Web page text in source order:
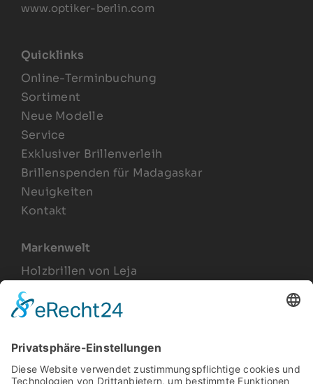
www.optiker-berlin.com
Quicklinks
Online-Terminbuchung
Sortiment
Neue Modelle
Service
Exklusiver Brillenverleih
Brillenspenden für Madagaskar
Neuigkeiten
Kontakt
Markenwelt
Holzbrillen von Leja
Joel Lesca
Arbeitsplatzbrillen
Relax Gläser